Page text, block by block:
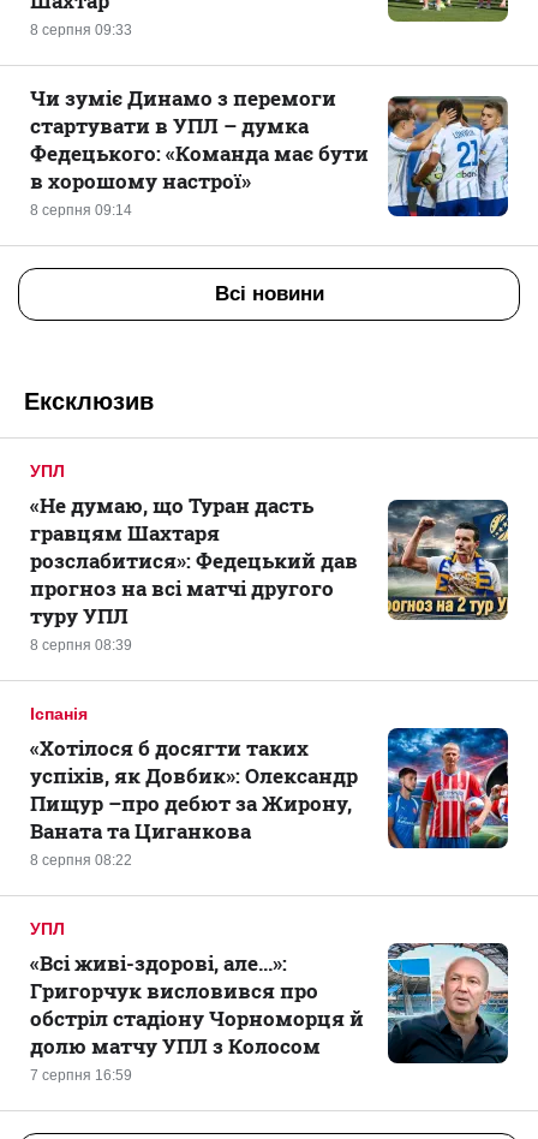
8 серпня 09:33
8 серпня 09:14
Чи зуміє Динамо з перемоги
стартувати в УПЛ – думка
Федецького: «Команда має бути
в хорошому настрої»
Всі новини
Ексклюзив
УПЛ
8 серпня 08:39
«Не думаю, що Туран дасть
гравцям Шахтаря
розслабитися»: Федецький дав
прогноз на всі матчі другого
туру УПЛ
Іспанія
8 серпня 08:22
«Хотілося б досягти таких
успіхів, як Довбик»: Олександр
Пищур –про дебют за Жирону,
Ваната та Циганкова
УПЛ
7 серпня 16:59
«Всі живі-здорові, але...»:
Григорчук висловився про
обстріл стадіону Чорноморця й
долю матчу УПЛ з Колосом